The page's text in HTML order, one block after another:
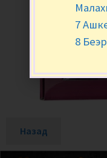
Назад
7
8